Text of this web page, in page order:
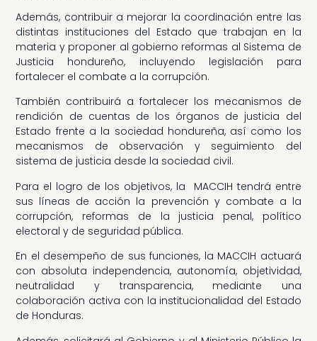
Además, contribuir a mejorar la coordinación entre las
distintas instituciones del Estado que trabajan en la
materia y proponer al gobierno reformas al Sistema de
Justicia hondureño, incluyendo legislación para
fortalecer el combate a la corrupción.
También contribuirá a fortalecer los mecanismos de
rendición de cuentas de los órganos de justicia del
Estado frente a la sociedad hondureña, así como los
mecanismos de observación y seguimiento del
sistema de justicia desde la sociedad civil.
Para el logro de los objetivos, la MACCIH tendrá entre
sus líneas de acción la prevención y combate a la
corrupción, reformas de la justicia penal, político
electoral y de seguridad pública.
En el desempeño de sus funciones, la MACCIH actuará
con absoluta independencia, autonomía, objetividad,
neutralidad y transparencia, mediante una
colaboración activa con la institucionalidad del Estado
de Honduras.